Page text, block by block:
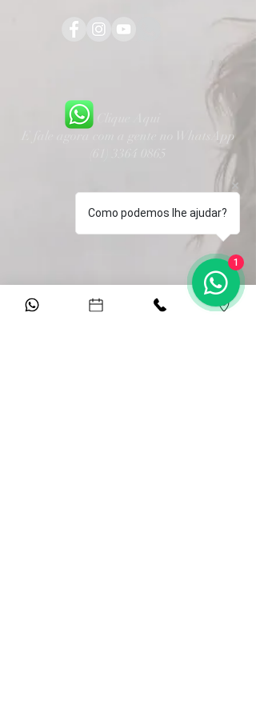
E fale agora com a gente no WhatsApp
Como podemos lhe ajudar?
1